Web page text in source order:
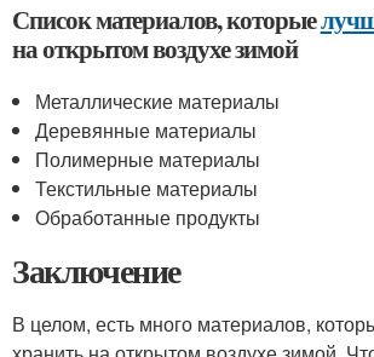
Список материалов, которые
на открытом воздухе зимой
Металлические материалы
Деревянные материалы
Полимерные материалы
Текстильные материалы
Обработанные продукты
Заключение
В целом, есть много материалов,